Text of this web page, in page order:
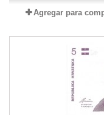
Agregar para